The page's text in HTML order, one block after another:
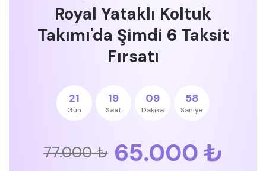
Royal Yataklı Koltuk
Takımı'da Şimdi 6 Taksit
Fırsatı
21
Gün
19
Saat
09
Dakika
57
Saniye
77.000 ₺ 65.000 ₺